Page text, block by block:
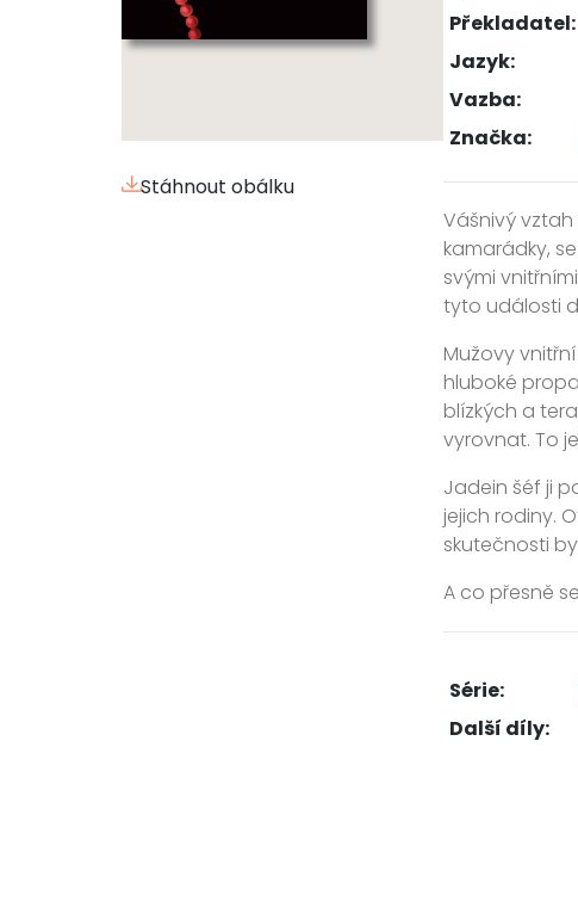
Stáhnout obálku
Překladatel:
Jazyk:
Vazba:
Značka:
Vášnivý
kamarádky,
svými
tyto události
Mužovy
hluboké
blízkých a
vyrovnat. To
Jadein šéf ji
jejich rodiny.
skutečnosti
A co přesně
Série:
Další díly: